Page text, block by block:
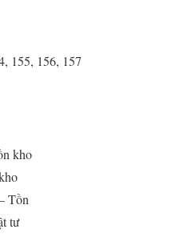
155, 156, 157
kho
Tồn
tư